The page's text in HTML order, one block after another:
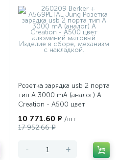
Розетка зарядка usb 2 порта
тип А 3000 mA (аналог) A
Creation - A500 цвет
10 771.60 ₽ /шт
17 952.66 ₽
- +